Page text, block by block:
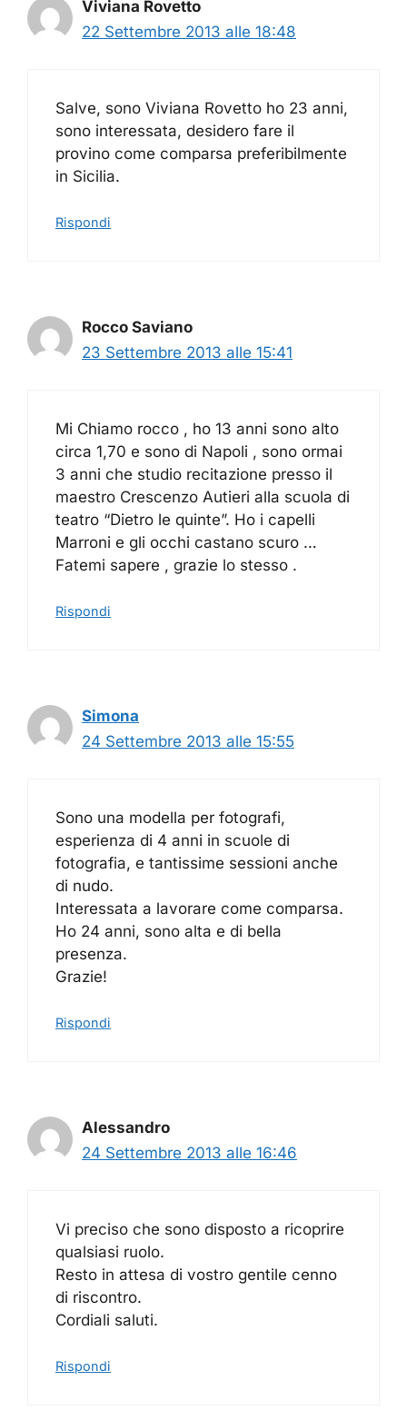
Viviana Rovetto
22 Settembre 2013 alle 18:48
Salve, sono Viviana Rovetto ho 23 anni,
sono interessata, desidero fare il
provino come comparsa preferibilmente
in Sicilia.
Rispondi
Rocco Saviano
23 Settembre 2013 alle 15:41
Mi Chiamo rocco , ho 13 anni sono alto
circa 1,70 e sono di Napoli , sono ormai
3 anni che studio recitazione presso il
maestro Crescenzo Autieri alla scuola di
teatro “Dietro le quinte”. Ho i capelli
Marroni e gli occhi castano scuro …
Fatemi sapere , grazie lo stesso .
Rispondi
Simona
24 Settembre 2013 alle 15:55
Sono una modella per fotografi,
esperienza di 4 anni in scuole di
fotografia, e tantissime sessioni anche
di nudo.
Interessata a lavorare come comparsa.
Ho 24 anni, sono alta e di bella
presenza.
Grazie!
Rispondi
Alessandro
24 Settembre 2013 alle 16:46
Vi preciso che sono disposto a ricoprire
qualsiasi ruolo.
Resto in attesa di vostro gentile cenno
di riscontro.
Cordiali saluti.
Rispondi